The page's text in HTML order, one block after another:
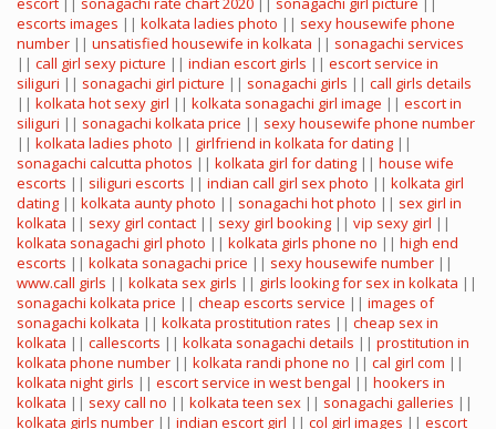
escorts images || kolkata ladies photo || sexy housewife phone
number || unsatisfied housewife in kolkata || sonagachi services
|| call girl sexy picture || indian escort girls || escort service in
siliguri || sonagachi girl picture || sonagachi girls || call girls details
|| kolkata hot sexy girl || kolkata sonagachi girl image || escort in
siliguri || sonagachi kolkata price || sexy housewife phone number
|| kolkata ladies photo || girlfriend in kolkata for dating ||
sonagachi calcutta photos || kolkata girl for dating || house wife
escorts || siliguri escorts || indian call girl sex photo || kolkata girl
dating || kolkata aunty photo || sonagachi hot photo || sex girl in
kolkata || sexy girl contact || sexy girl booking || vip sexy girl ||
kolkata sonagachi girl photo || kolkata girls phone no || high end
escorts || kolkata sonagachi price || sexy housewife number ||
www.call girls || kolkata sex girls || girls looking for sex in kolkata ||
sonagachi kolkata price || cheap escorts service || images of
sonagachi kolkata || kolkata prostitution rates || cheap sex in
kolkata || callescorts || kolkata sonagachi details || prostitution in
kolkata phone number || kolkata randi phone no || cal girl com ||
kolkata night girls || escort service in west bengal || hookers in
kolkata || sexy call no || kolkata teen sex || sonagachi galleries ||
kolkata girls number || indian escort girl || col girl images || escort